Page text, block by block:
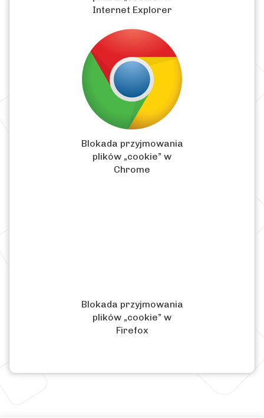
Internet Explorer
Blokada przyjmowania
plików „cookie” w
Chrome
Blokada przyjmowania
plików „cookie” w
Firefox